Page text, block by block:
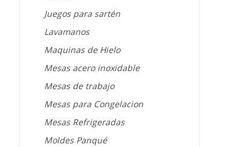
Juegos para sartén
Lavamanos
Maquinas de Hielo
Mesas acero inoxidable
Mesas de trabajo
Mesas para Congelacion
Mesas Refrigeradas
Moldes Panqué